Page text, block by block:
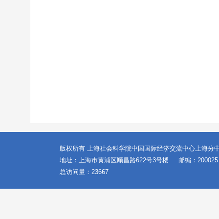
版权所有 上海社会科学院中国国际经济交流中心上海分
地址：上海市黄浦区顺昌路622号3号楼
邮编：200025
总访问量： 23667